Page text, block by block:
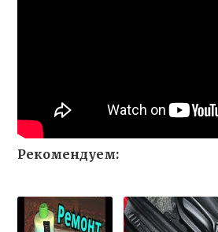
Рекомендуем: